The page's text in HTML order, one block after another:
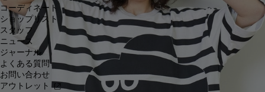
コーディネート
ショップリスト
スタッフ
ニュース
ジャーナル
よくある質問
お問い合わせ
アウトレット